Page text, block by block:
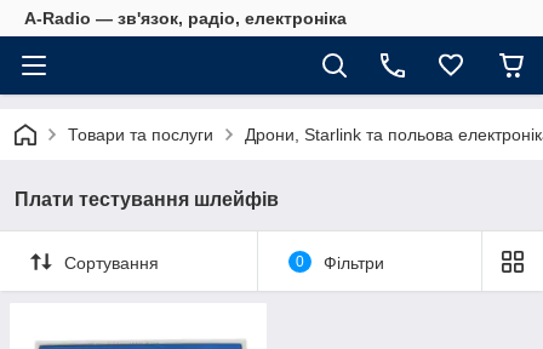
A-Radio — зв'язок, радіо, електроніка
Товари та послуги Дрони, Starlink та польова
Плати тестування шлейфів
Сортування 0 Фільтри